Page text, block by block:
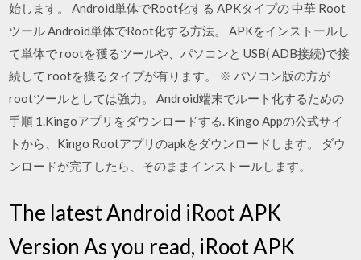
始します。 Android単体でRoot化する APKタイプの 中華 Root
ツール Android単体でRoot化する方法。 APKをインストールし
て単体で rootを獲るツールや、パソコンと USB( ADB接続)で接
続して rootを獲るタイプが有ります。 ※ パソコン版の方が
rootツールとしては強力。 Android端末でルート化するための
手順 1.Kingoアプリをダウンロードする. Kingo Appの公式サイ
トから、Kingo Rootアプリのapkをダウンロードします。 ダウ
ンロードが完了したら、そのままインストールします。
The latest Android iRoot APK
Version As you read, iRoot APK